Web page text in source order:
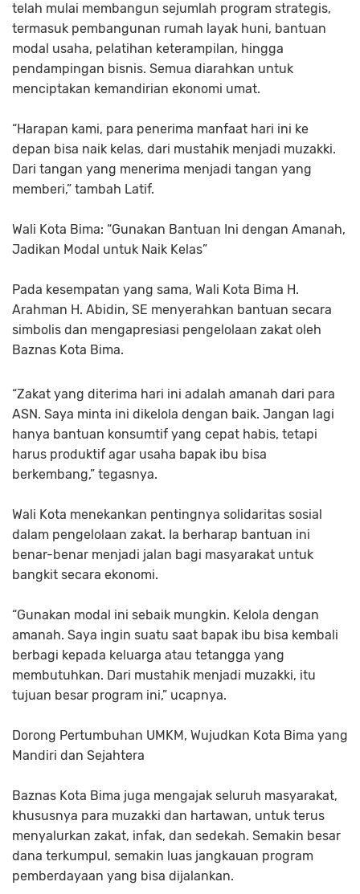
telah mulai membangun sejumlah program strategis,
termasuk pembangunan rumah layak huni, bantuan
modal usaha, pelatihan keterampilan, hingga
pendampingan bisnis. Semua diarahkan untuk
menciptakan kemandirian ekonomi umat.
“Harapan kami, para penerima manfaat hari ini ke
depan bisa naik kelas, dari mustahik menjadi muzakki.
Dari tangan yang menerima menjadi tangan yang
memberi,” tambah Latif.
Wali Kota Bima: “Gunakan Bantuan Ini dengan Amanah,
Jadikan Modal untuk Naik Kelas”
Pada kesempatan yang sama, Wali Kota Bima H.
Arahman H. Abidin, SE menyerahkan bantuan secara
simbolis dan mengapresiasi pengelolaan zakat oleh
Baznas Kota Bima.
“Zakat yang diterima hari ini adalah amanah dari para
ASN. Saya minta ini dikelola dengan baik. Jangan lagi
hanya bantuan konsumtif yang cepat habis, tetapi
harus produktif agar usaha bapak ibu bisa
berkembang,” tegasnya.
Wali Kota menekankan pentingnya solidaritas sosial
dalam pengelolaan zakat. Ia berharap bantuan ini
benar-benar menjadi jalan bagi masyarakat untuk
bangkit secara ekonomi.
“Gunakan modal ini sebaik mungkin. Kelola dengan
amanah. Saya ingin suatu saat bapak ibu bisa kembali
berbagi kepada keluarga atau tetangga yang
membutuhkan. Dari mustahik menjadi muzakki, itu
tujuan besar program ini,” ucapnya.
Dorong Pertumbuhan UMKM, Wujudkan Kota Bima yang
Mandiri dan Sejahtera
Baznas Kota Bima juga mengajak seluruh masyarakat,
khususnya para muzakki dan hartawan, untuk terus
menyalurkan zakat, infak, dan sedekah. Semakin besar
dana terkumpul, semakin luas jangkauan program
pemberdayaan yang bisa dijalankan.